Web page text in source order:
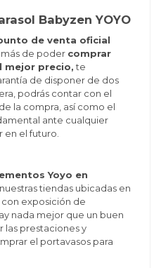
Babyzen YOYO
de venta oficial
de poder comprar
mejor precio,te
de disponer de dos
podrás contar con el
la compra, así como el
ante cualquier
en el futuro.
Yoyo en
tiendas ubicadas en
exposición de
nada mejor que un buen
las prestaciones y
el portavasos para